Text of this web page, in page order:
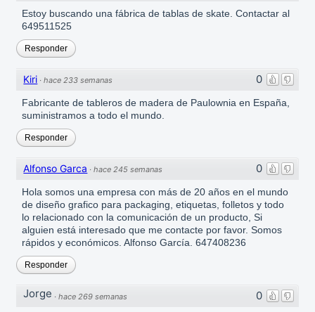
Estoy buscando una fábrica de tablas de skate. Contactar al
649511525
Responder
0
Kiri ·hace 233 semanas
Fabricante de tableros de madera de Paulownia en España,
suministramos a todo el mundo.
Responder
0
Alfonso Garca ·hace 245 semanas
Hola somos una empresa con más de 20 años en el mundo
de diseño grafico para packaging, etiquetas, folletos y todo
lo relacionado con la comunicación de un producto, Si
alguien está interesado que me contacte por favor. Somos
rápidos y económicos. Alfonso García. 647408236
Responder
0
Jorge ·hace 269 semanas